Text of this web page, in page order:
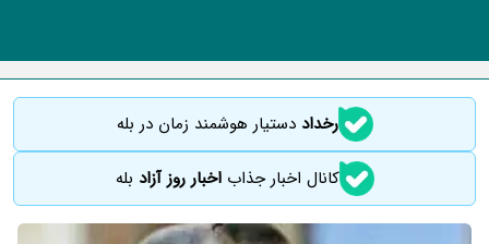
رخداددستیار هوشمند زمان در بله
کانال اخبار جذاباخبار روز آزاد بله